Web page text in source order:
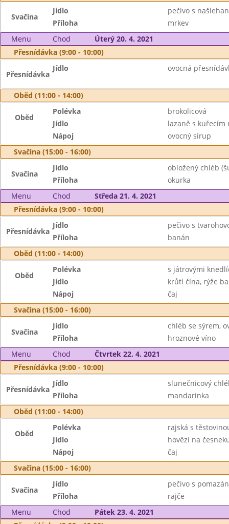
Svačina
Jídlo
pečivo s
Příloha
mrkev
Menu
Chod
Úterý 20. 4. 2021
Přesnídávka (9:00 - 10:00)
Přesnídávka
Jídlo ovocná
Oběd (11:00 - 14:00)
Oběd
Polévka
brokolicová
Jídlo
lazaně s kuřecím
Nápoj
ovocný sirup
Svačina (15:00 - 16:00)
Svačina
Jídlo
obložený chléb
Příloha
okurka
Menu
Chod
Středa 21. 4. 2021
Přesnídávka (9:00 - 10:00)
Přesnídávka
Jídlo
pečivo s
Příloha
banán
Oběd (11:00 - 14:00)
Oběd
Polévka
s játrovými
Jídlo
krůtí čína, rýže
Nápoj
čaj
Svačina (15:00 - 16:00)
Svačina
Jídlo
chléb se sýrem,
Příloha
hroznové víno
Menu
Chod
Čtvrtek 22. 4. 2021
Přesnídávka (9:00 - 10:00)
Přesnídávka
Jídlo
slunečnicový
Příloha
mandarinka
Oběd (11:00 - 14:00)
Oběd
Polévka
rajská s
Jídlo
hovězí na
Nápoj
čaj
Svačina (15:00 - 16:00)
Svačina
Jídlo
pečivo s
Příloha
rajče
Menu
Chod
Pátek 23. 4. 2021